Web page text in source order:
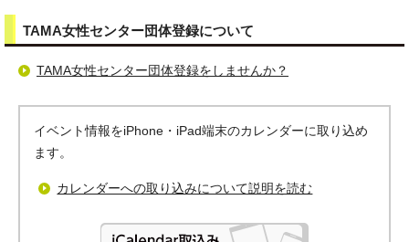
TAMA女性センター団体登録について
TAMA女性センター団体登録をしませんか？
イベント情報をiPhone・iPad端末のカレンダーに取り込め
ます。
カレンダーへの取り込みについて説明を読む